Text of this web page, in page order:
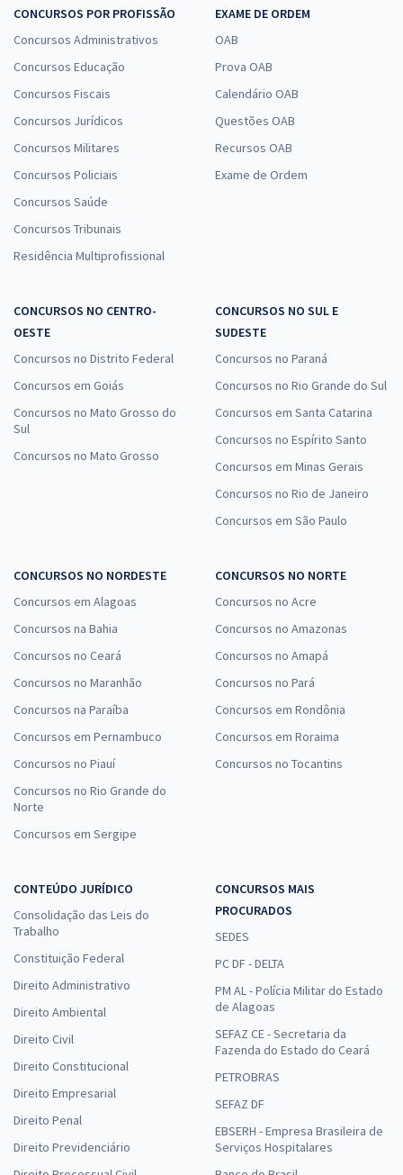
CONCURSOS POR PROFISSÃO
Concursos Administrativos
Concursos Educação
Concursos Fiscais
Concursos Jurídicos
Concursos Militares
Concursos Policiais
Concursos Saúde
Concursos Tribunais
Residência Multiprofissional
EXAME DE ORDEM
OAB
Prova OAB
Calendário OAB
Questões OAB
Recursos OAB
Exame de Ordem
CONCURSOS NO CENTRO-
OESTE
Concursos no Distrito Federal
Concursos em Goiás
Concursos no Mato Grosso do
Sul
Concursos no Mato Grosso
CONCURSOS NO SUL E
SUDESTE
Concursos no Paraná
Concursos no Rio Grande do Sul
Concursos em Santa Catarina
Concursos no Espírito Santo
Concursos em Minas Gerais
Concursos no Rio de Janeiro
Concursos em São Paulo
CONCURSOS NO NORDESTE
Concursos em Alagoas
Concursos na Bahia
Concursos no Ceará
Concursos no Maranhão
Concursos na Paraíba
Concursos em Pernambuco
Concursos no Piauí
Concursos no Rio Grande do
Norte
Concursos em Sergipe
CONCURSOS NO NORTE
Concursos no Acre
Concursos no Amazonas
Concursos no Amapá
Concursos no Pará
Concursos em Rondônia
Concursos em Roraima
Concursos no Tocantins
CONTEÚDO JURÍDICO
Consolidação das Leis do
Trabalho
Constituição Federal
Direito Administrativo
Direito Ambiental
Direito Civil
Direito Constitucional
Direito Empresarial
Direito Penal
Direito Previdenciário
CONCURSOS MAIS
PROCURADOS
SEDES
PC DF - DELTA
PM AL - Polícia Militar do Estado
de Alagoas
SEFAZ CE - Secretaria da
Fazenda do Estado do Ceará
PETROBRAS
SEFAZ DF
EBSERH - Empresa Brasileira de
Serviços Hospitalares